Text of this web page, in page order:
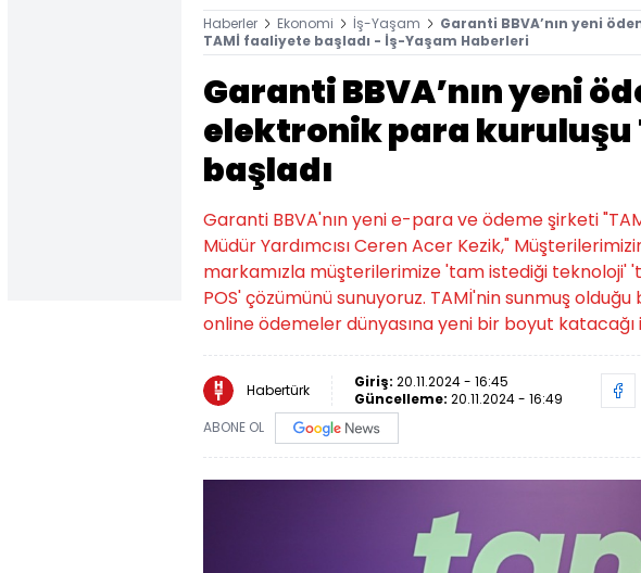
Haberler Ekonomi İş-Yaşam
Garanti BBVA’nın yeni
TAMİ faaliyete başladı - İş-Yaşam Haberleri
Garanti BBVA’nın yeni
elektronik para kuruluşu
başladı
Garanti BBVA'nın yeni e-para ve ödeme şirketi
Müdür Yardımcısı Ceren Acer Kezik,"
markamızla müşterilerimize 'tam istediği teknoloji'
POS' çözümünü sunuyoruz. TAMİ'nin sunmuş
online ödemeler dünyasına yeni bir boyut katacağı
Habertürk Giriş: 20.11.2024 - 16:45
Güncelleme: 20.11.2024 - 16:49
ABONE OL